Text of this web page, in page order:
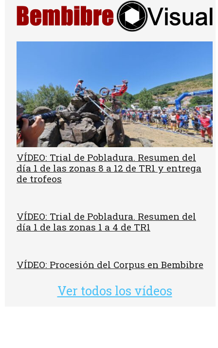
VÍDEO: Trial de Pobladura. Resumen del
día 1 de las zonas 8 a 12 de TR1 y entrega
de trofeos
VÍDEO: Trial de Pobladura. Resumen del
día 1 de las zonas 1 a 4 de TR1
VÍDEO: Procesión del Corpus en Bembibre
Ver todos los vídeos